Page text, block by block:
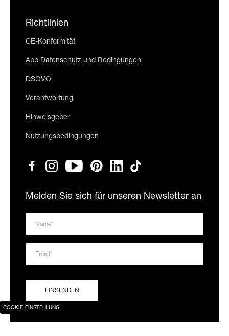
Richtlinien
CE-Konformität
App Datenschutz und Bedingungen
DSGVO
Verantwortung
Hinweisgeber
Nutzungsbedingungen
Melden Sie sich für unseren Newsletter an
COOKIE-EINSTELLUNG